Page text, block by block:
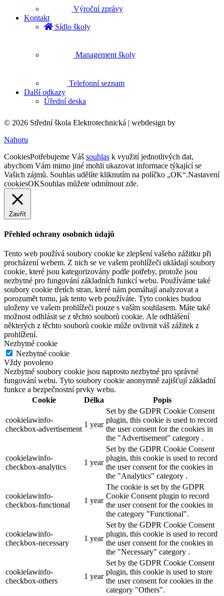
Výroční zprávy
Kontakt
Sídlo školy
Management školy
Telefonní seznam
Další odkazy
Úřední deska
© 2026 Střední škola Elektrotechnická | webdesign by
Nahoru
CookiesPotřebujeme Váš souhlas k využití jednotlivých dat,
abychom Vám mimo jiné mohli ukazovat informace týkající se
Vašich zájmů. Souhlas udělíte kliknutím na políčko „OK“.Nastavení
cookiesOKSouhlas můžete odmítnout zde.
Zavřít
Přehled ochrany osobních údajů
Tento web používá soubory cookie ke zlepšení vašeho zážitku při
procházení webem. Z nich se ve vašem prohlížeči ukládají soubory
cookie, které jsou kategorizovány podle potřeby, protože jsou
nezbytné pro fungování základních funkcí webu. Používáme také
soubory cookie třetích stran, které nám pomáhají analyzovat a
porozumět tomu, jak tento web používáte. Tyto cookies budou
uloženy ve vašem prohlížeči pouze s vaším souhlasem. Máte také
možnost odhlásit se z těchto souborů cookie. Ale odhlášení
některých z těchto souborů cookie může ovlivnit váš zážitek z
prohlížení.
Nezbytné cookie
Nezbytné cookie
Vždy povoleno
Nezbytné soubory cookie jsou naprosto nezbytné pro správné
fungování webu. Tyto soubory cookie anonymně zajišťují základní
funkce a bezpečnostní prvky webu.
Cookie
Délka Popis
cookielawinfo-
checkbox-advertisement
1 year
Set by the GDPR Cookie Consent
plugin, this cookie is used to record
the user consent for the cookies in
the "Advertisement" category .
cookielawinfo-
checkbox-analytics
1 year
Set by the GDPR Cookie Consent
plugin, this cookie is used to record
the user consent for the cookies in
the "Analytics" category .
cookielawinfo-
checkbox-functional
1 year
The cookie is set by the GDPR
Cookie Consent plugin to record
the user consent for the cookies in
the category "Functional".
cookielawinfo-
checkbox-necessary
1 year
Set by the GDPR Cookie Consent
plugin, this cookie is used to record
the user consent for the cookies in
the "Necessary" category .
cookielawinfo-
checkbox-others
1 year
Set by the GDPR Cookie Consent
plugin, this cookie is used to store
the user consent for cookies in the
category "Others".